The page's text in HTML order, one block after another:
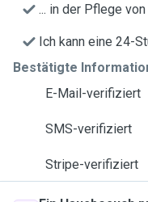
... in der Pflege
Ich kann eine 24-
Bestätigte
E-Mail-verifiziert
SMS-verifiziert
Stripe-verifiziert